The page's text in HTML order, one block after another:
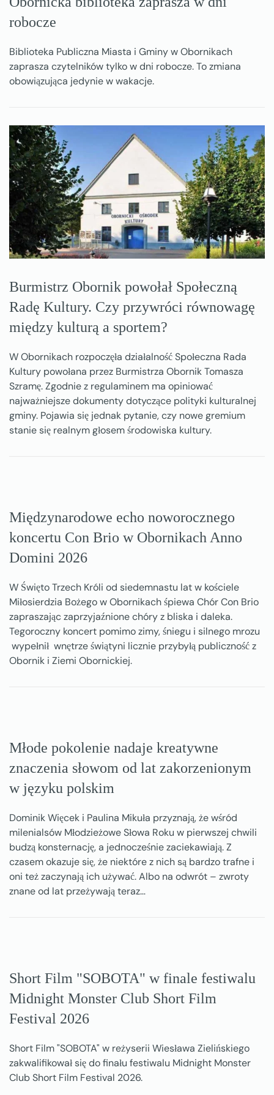
robocze
Biblioteka Publiczna Miasta i Gminy w Obornikach
zaprasza czytelników tylko w dni robocze. To zmiana
obowiązująca jedynie w wakacje.
Burmistrz Obornik powołał Społeczną
Radę Kultury. Czy przywróci równowagę
między kulturą a sportem?
W Obornikach rozpoczęła działalność Społeczna Rada
Kultury powołana przez Burmistrza Obornik Tomasza
Szramę. Zgodnie z regulaminem ma opiniować
najważniejsze dokumenty dotyczące polityki kulturalnej
gminy. Pojawia się jednak pytanie, czy nowe gremium
stanie się realnym głosem środowiska kultury.
Międzynarodowe echo noworocznego
koncertu Con Brio w Obornikach Anno
Domini 2026
W Święto Trzech Króli od siedemnastu lat w kościele
Miłosierdzia Bożego w Obornikach śpiewa Chór Con Brio
zapraszając zaprzyjaźnione chóry z bliska i daleka.
Tegoroczny koncert pomimo zimy, śniegu i silnego mrozu
wypełnił wnętrze świątyni licznie przybyłą publiczność z
Obornik i Ziemi Obornickiej.
Młode pokolenie nadaje kreatywne
znaczenia słowom od lat zakorzenionym
w języku polskim
Dominik Więcek i Paulina Mikuła przyznają, że wśród
milenialsów Młodzieżowe Słowa Roku w pierwszej chwili
budzą konsternację, a jednocześnie zaciekawiają. Z
czasem okazuje się, że niektóre z nich są bardzo trafne i
oni też zaczynają ich używać. Albo na odwrót – zwroty
znane od lat przeżywają teraz…
Short Film "SOBOTA" w finale festiwalu
Midnight Monster Club Short Film
Festival 2026
Short Film "SOBOTA" w reżyserii Wiesława Zielińskiego
zakwalifikował się do finału festiwalu Midnight Monster
Club Short Film Festival 2026.